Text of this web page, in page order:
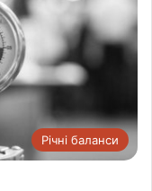
Річні баланси